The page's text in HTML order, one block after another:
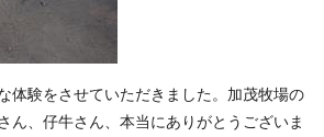
体験をさせていただきました。加茂牧場の
ん、仔牛さん、本当にありがとうございま